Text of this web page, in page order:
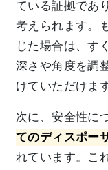
ている証拠であ
考えられます。
じた場合は、す
深さや角度を調
けていただけま
次に、安全性に
てのディスポー
れています。こ